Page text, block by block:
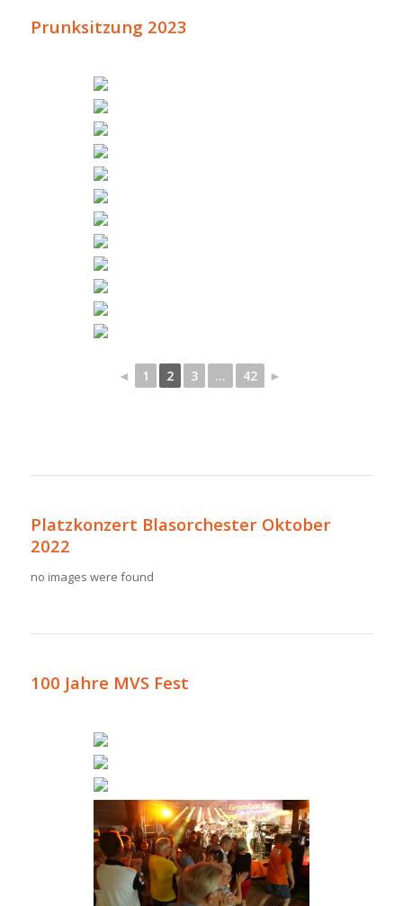
Prunksitzung 2023
◄ 1 2 3 ... 42 ►
Platzkonzert Blasorchester Oktober
2022
no images were found
100 Jahre MVS Fest